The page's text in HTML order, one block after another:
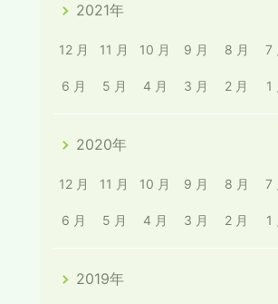
2021年
12 月 11 月 10 月 9 月 8 月 7
6 月 5 月 4 月 3 月 2 月 1
2020年
12 月 11 月 10 月 9 月 8 月 7
6 月 5 月 4 月 3 月 2 月 1
2019年